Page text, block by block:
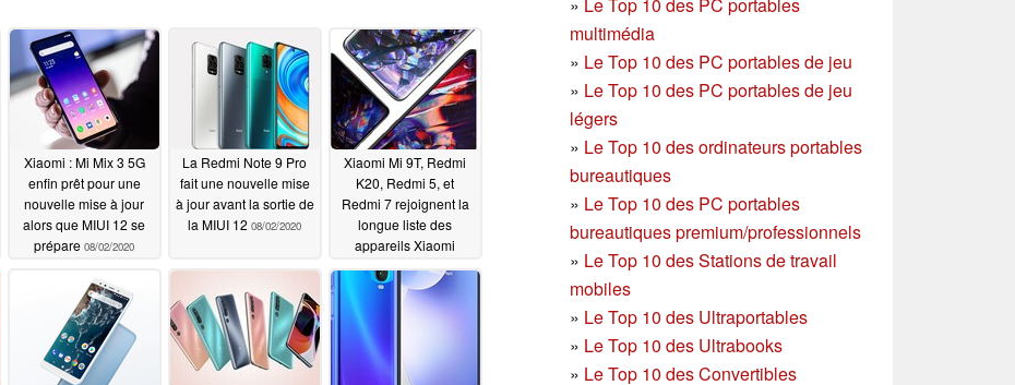
multimédia
» Le Top 10 des PC portables de jeu
» Le Top 10 des PC portables de jeu
légers
» Le Top 10 des ordinateurs portables
bureautiques
» Le Top 10 des PC portables
bureautiques premium/professionnels
» Le Top 10 des Stations de travail
mobiles
» Le Top 10 des Ultraportables
» Le Top 10 des Ultrabooks
» Le Top 10 des Convertibles
Xiaomi : Mi Mix 3 5G
enfin prêt pour une
nouvelle mise à jour
alors que MIUI 12 se
prépare 08/02/2020
La Redmi Note 9 Pro
fait une nouvelle mise
à jour avant la sortie de
la MIUI 12 08/02/2020
Xiaomi Mi 9T, Redmi
K20, Redmi 5, et
Redmi 7 rejoignent la
longue liste des
appareils Xiaomi
charge par Android 10
basé sur Paranoid
Android Quartz 4
08/01/2020